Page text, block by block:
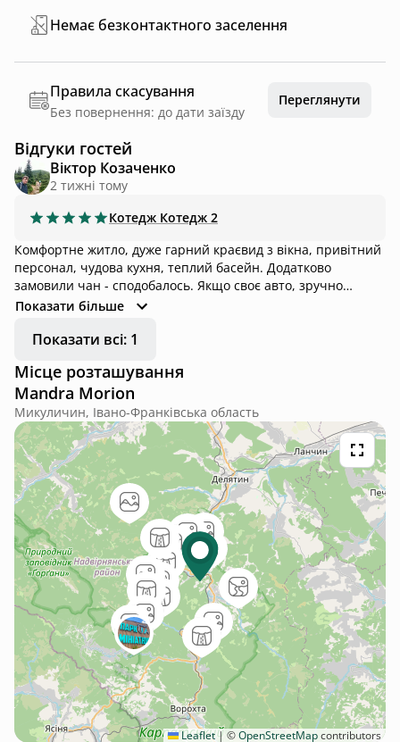
Немає безконтактного заселення
Правила скасування
Без повернення: до дати заїзду
Переглянути
Відгуки гостей
Віктор Козаченко
2 тижні тому
Котедж Котедж 2
Комфортне житло, дуже гарний краєвид з вікна, привітний
персонал, чудова кухня, теплий басейн. Додатково
замовили чан - сподобалось. Якщо своє авто, зручно
добиратися(підйом не дуже крутий). Отримали з дружиною
Показати більше
Показати всі: 1
Місце розташування
Mandra Morion
Микуличин, Івано-Франківська область
Leaflet| ©OpenStreetMapcontributors